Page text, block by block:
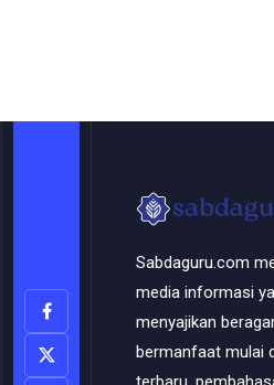
Sabdaguru.com
media informasi
menyajikan
bermanfaat mulai